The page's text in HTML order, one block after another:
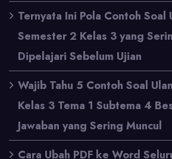
Ternyata Ini Pola Contoh Soal
Semester 2 Kelas 3 yang
Dipelajari Sebelum Ujian
Wajib Tahu 5 Contoh Soal
Kelas 3 Tema 1 Subtema 4
Jawaban yang Sering Muncul
Cara Ubah PDF ke Word